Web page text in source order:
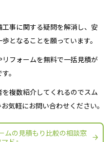
事に関する疑問を解消し、安
となることを願っています。
フォームを無料で一括見積が
。
複数紹介してくれるのでスム
気軽にお問い合わせください。
ムの見積もり比較の相談窓